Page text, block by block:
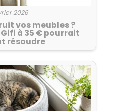
2026
vos meubles ?
à 35 € pourrait
résoudre